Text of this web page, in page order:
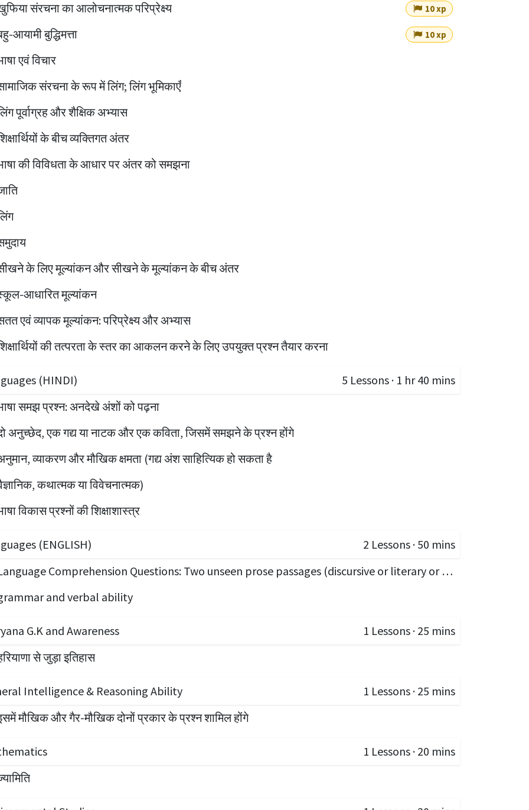
संरचना का आलोचनात्मक परिप्रेक्ष्य 10 xp
आयामी बुद्धिमत्ता 10 xp
एवं विचार
संरचना के रूप में लिंग; लिंग भूमिकाएँ
पूर्वाग्रह और शैक्षिक अभ्यास
के बीच व्यक्तिगत अंतर
की विविधता के आधार पर अंतर को समझना
के लिए मूल्यांकन और सीखने के मूल्यांकन के बीच अंतर
आधारित मूल्यांकन
एवं व्यापक मूल्यांकन: परिप्रेक्ष्य और अभ्यास
की तत्परता के स्तर का आकलन करने के लिए उपयुक्त प्रश्न तैयार करना
(HINDI) 5 Lessons · 1 hr 40 mins
समझ प्रश्न: अनदेखे अंशों को पढ़ना
अनुच्छेद, एक गद्य या नाटक और एक कविता, जिसमें समझने के प्रश्न होंगे
व्याकरण और मौखिक क्षमता (गद्य अंश साहित्यिक हो सकता है
कथात्मक या विवेचनात्मक)
विकास प्रश्नों की शिक्षाशास्त्र
(ENGLISH) 2 Lessons · 50 mins
Language Comprehension Questions: Two unseen prose passages (discursive or literary or narrative or scientific) with question on comprehension
and verbal ability
G.K and Awareness 1 Lessons · 25 mins
से जुड़ा इतिहास
Intelligence & Reasoning Ability 1 Lessons · 25 mins
मौखिक और गैर-मौखिक दोनों प्रकार के प्रश्न शामिल होंगे
1 Lessons · 20 mins